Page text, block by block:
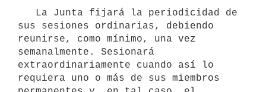
sus sesiones ordinarias, debiendo
reunirse, como mínimo, una vez
semanalmente. Sesionará
extraordinariamente cuando así lo
requiera uno o más de sus miembros